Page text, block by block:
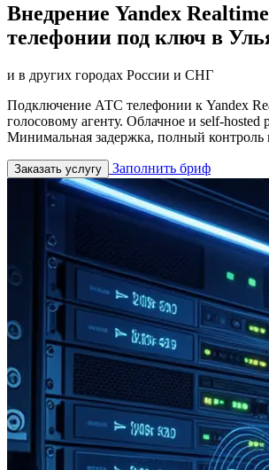
Внедрение Yandex
телефонии под ключ в
и в других городах России и СНГ
Подключение АТС телефонии к Yandex
голосовому агенту. Облачное и self-hosted
Минимальная задержка, полный контроль
Заказать услугу Заполнить бриф